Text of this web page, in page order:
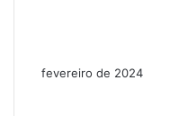
fevereiro de 2024